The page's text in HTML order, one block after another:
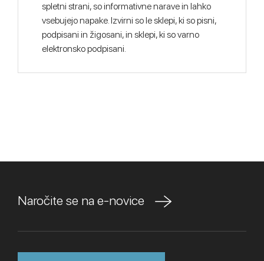
spletni strani, so informativne narave in lahko
vsebujejo napake. Izvirni so le sklepi, ki so pisni,
podpisani in žigosani, in sklepi, ki so varno
elektronsko podpisani.
Naročite se na e-novice